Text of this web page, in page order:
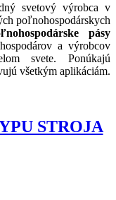
svetový výrobca v
poľnohospodárskych
pásy
a výrobcov
svete. Ponúkajú
všetkým aplikáciám.
STROJA